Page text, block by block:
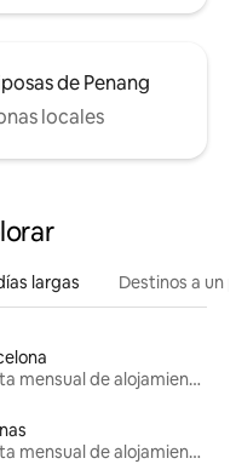
de Penang
locales
largas Destinos a un
Renta mensual de alojamientos
Renta mensual de alojamientos